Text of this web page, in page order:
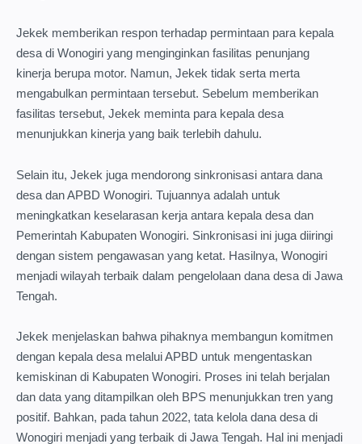
Jekek memberikan respon terhadap permintaan para kepala
desa di Wonogiri yang menginginkan fasilitas penunjang
kinerja berupa motor. Namun, Jekek tidak serta merta
mengabulkan permintaan tersebut. Sebelum memberikan
fasilitas tersebut, Jekek meminta para kepala desa
menunjukkan kinerja yang baik terlebih dahulu.
Selain itu, Jekek juga mendorong sinkronisasi antara dana
desa dan APBD Wonogiri. Tujuannya adalah untuk
meningkatkan keselarasan kerja antara kepala desa dan
Pemerintah Kabupaten Wonogiri. Sinkronisasi ini juga diiringi
dengan sistem pengawasan yang ketat. Hasilnya, Wonogiri
menjadi wilayah terbaik dalam pengelolaan dana desa di Jawa
Tengah.
Jekek menjelaskan bahwa pihaknya membangun komitmen
dengan kepala desa melalui APBD untuk mengentaskan
kemiskinan di Kabupaten Wonogiri. Proses ini telah berjalan
dan data yang ditampilkan oleh BPS menunjukkan tren yang
positif. Bahkan, pada tahun 2022, tata kelola dana desa di
Wonogiri menjadi yang terbaik di Jawa Tengah. Hal ini menjadi